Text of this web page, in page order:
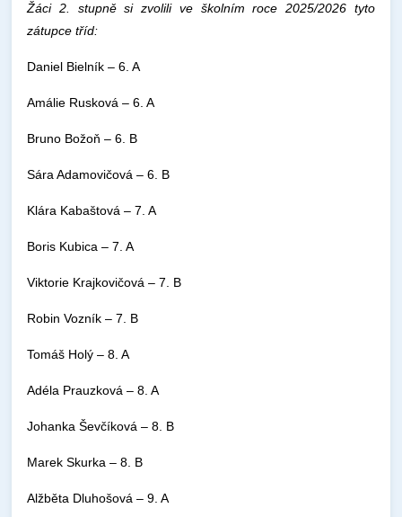
Žáci 2. stupně si zvolili ve školním roce 2025/2026 tyto
zátupce tříd:
Daniel Bielník – 6. A
Amálie Rusková – 6. A
Bruno Božoň – 6. B
Sára Adamovičová – 6. B
Klára Kabaštová – 7. A
Boris Kubica – 7. A
Viktorie Krajkovičová – 7. B
Robin Vozník – 7. B
Tomáš Holý – 8. A
Adéla Prauzková – 8. A
Johanka Ševčíková – 8. B
Marek Skurka – 8. B
Alžběta Dluhošová – 9. A